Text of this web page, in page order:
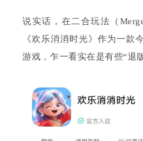
说实话，在二合玩法（
《欢乐消消时光》作为一款
游戏，乍一看实在是有些“退